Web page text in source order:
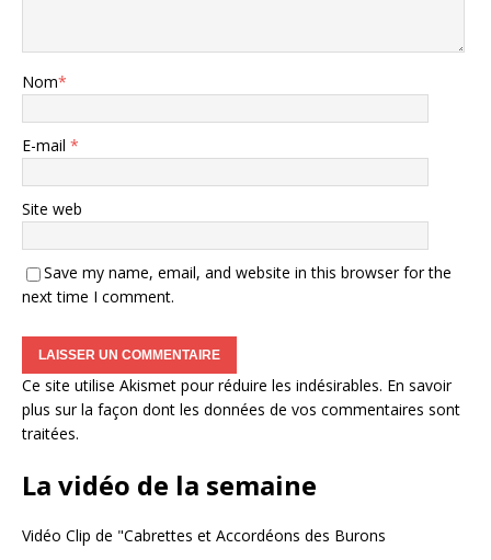
Nom*
E-mail *
Site web
Save my name, email, and website in this browser for the
next time I comment.
Ce site utilise Akismet pour réduire les indésirables. En savoir
plus sur la façon dont les données de vos commentaires sont
traitées.
La vidéo de la semaine
Vidéo Clip de "Cabrettes et Accordéons des Burons